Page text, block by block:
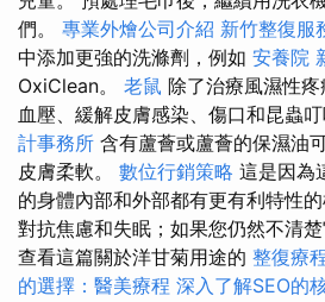
們。 專業外燴公司介紹 新竹整復服
中添加更強的洗滌劑，例如 安養院
OxiClean。 老鼠 除了治療風濕性
血壓、緩解皮膚感染、傷口和昆蟲叮
計事務所 含有蘆薈或蘆薈的保濕油
皮膚柔軟。 數位行銷策略 這是因為
的身體內部和外部都有更有利特性
對抗焦慮和失眠；如果您仍然不清
查看這篇關於洋甘菊用途的 整復療
的選擇：醫美療程 深入了解SEO的